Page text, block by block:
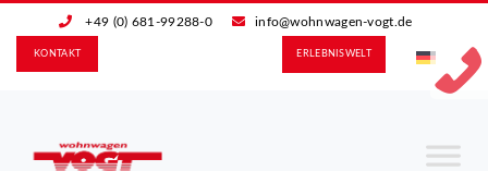
+49 (0) 681-99288-0 info@wohnwagen-vogt.de
ERLEBNIS­WELT
KONTAKT